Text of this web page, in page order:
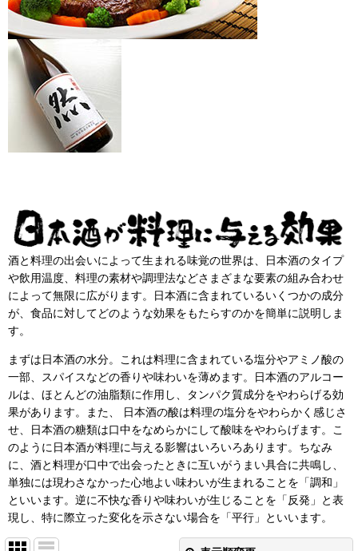
酒と料理の出会いによって生まれる味覚の世界は、日本酒のタイプ
や飲用温度、料理の素材や調理法などさまざまな要素の組み合わせ
によって無限に広がります。日本酒に含まれているいくつかの成分
が、食品に対してどのような効果をもたらすのかを簡単に説明しま
す。
まずは日本酒の水分。これは料理に含まれている塩分やアミノ酸の
一部、スパイスなどの香りや味わいを薄めます。日本酒のアルコー
ルは、ほとんどの油脂類に作用し、タンパク質成分をやわらげる効
果があります。また、 日本酒の酸は料理の塩分をやわらかく感じさ
せ、日本酒の糖類は口中をなめらかにして酸味をやわらげます。こ
のように日本酒が料理に与える影響はいろいろあります。ちなみ
に、酒と料理が口中で出会ったときに互いがうまい具合に共鳴し、
単独には現わさなかった心地よい味わいが生まれることを「調和」
といいます。逆に不快な香りや味わいが生じることを「反発」と表
現し、特に際立った変化を示さない場合を「平行」といいます。